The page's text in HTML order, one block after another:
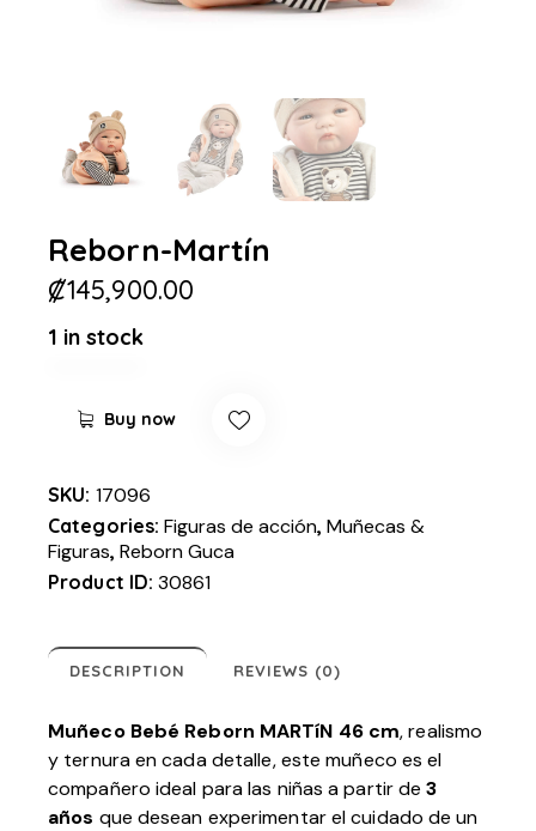
Reborn-Martín
₡145,900.00
1 in stock
Buy now
SKU: 17096
Categories:Figuras de acción,Muñecas &
Figuras,Reborn Guca
Product ID:30861
DESCRIPTION REVIEWS (0)
Muñeco Bebé Reborn MARTíN 46 cm, realismo
y ternura en cada detalle, este muñeco es el
compañero ideal para las niñas a partir de3
años que desean experimentar el cuidado de un